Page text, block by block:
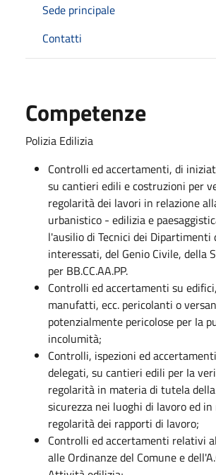
Sede principale
Contatti
Competenze
Polizia Edilizia
Controlli ed accertamenti, di
su cantieri edili e costruzioni per
regolarità dei lavori in relazione
urbanistico - edilizia e
l'ausilio di Tecnici dei Dipartimenti
interessati, del Genio Civile, della
per BB.CC.AA.PP.
Controlli ed accertamenti su
manufatti, ecc. pericolanti o
potenzialmente pericolose per Ia
incolumità;
Controlli, ispezioni ed
delegati, su cantieri edili per Ia
regolarità in materia di tutela
sicurezza nei luoghi di lavoro ed
regolarità dei rapporti di lavoro;
Controlli ed accertamenti relativi
alle Ordinanze del Comune e